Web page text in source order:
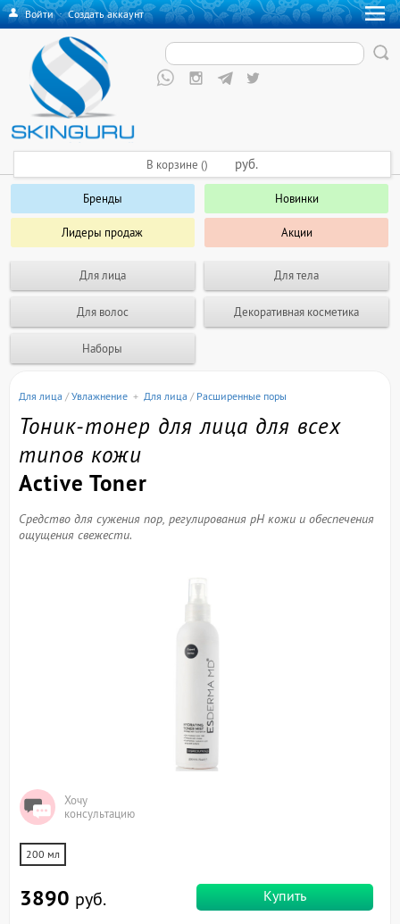
Войти·Создать аккаунт
Бренды Новинки
Лидеры продаж Акции
Для лица Для тела
Для волос Декоративная косметика
Наборы
В корзине () руб.
Для лица /Увлажнение + Для лица / Расширенные поры
Тоник-тонер для лица для всех
типов кожи
Active Toner
Средство для сужения пор, регулирования pH кожи и обеспечения
ощущения свежести.
Хочу
консультацию
200 мл
3890 руб. Купить